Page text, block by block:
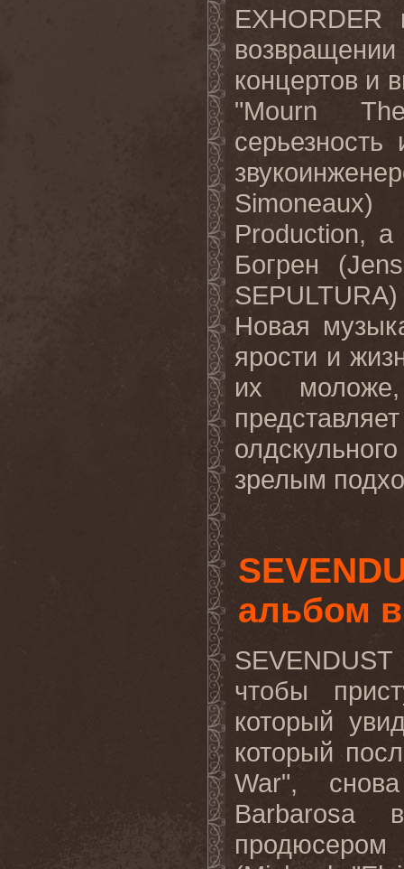
EXHORDER
концертов и
"Mourn
Production,
Богрен
Новая
ярости и
их
зрелым
альбом
SEVENDUST
чтобы
который
который
War",
Barbarosa